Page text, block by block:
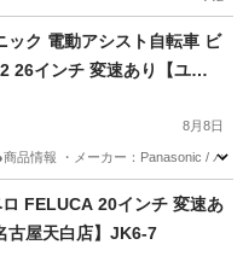
26インチ 変速あり【ユー
】JK6-8
8月8日
情報 ・メーカー：Panasonic / パナ
転車 ユーズドユーズ
あ
古屋天白店】JK6-7